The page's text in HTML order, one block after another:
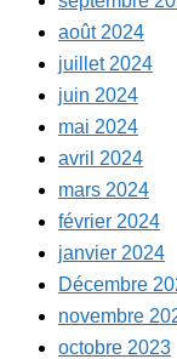
août 2024
juillet 2024
juin 2024
mai 2024
avril 2024
mars 2024
février 2024
janvier 2024
Décembre
novembre
octobre 2023